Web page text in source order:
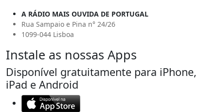
A RÁDIO MAIS OUVIDA DE PORTUGAL
Rua Sampaio e Pina n° 24/26
1099-044 Lisboa
Instale as nossas Apps
Disponível gratuitamente para iPhone,
iPad e Android